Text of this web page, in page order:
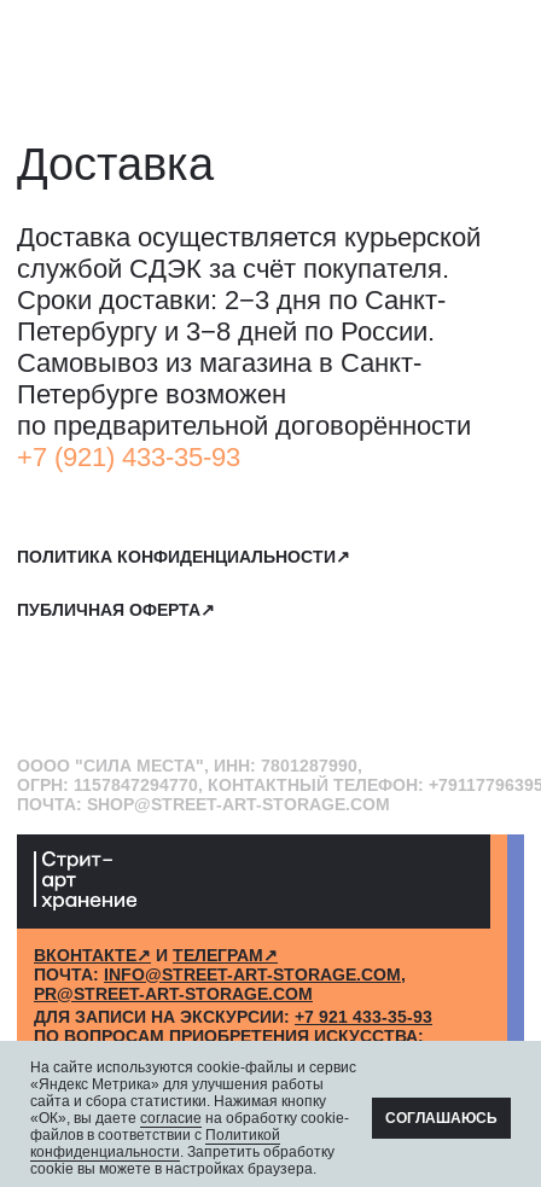
САНКТ-ПЕТЕРБУРГ, СЕВКАБЕЛЬ ПОРТ
КОЖЕВЕННАЯ УЛИЦА, 40Е
2-Й ЭТАЖ, ДОМОФОН 19#
ВКОНТАКТЕ↗ИТЕЛЕГРАМ↗
ПОЧТА:INFO@STREET-ART-STORAGE.COM,
PR@STREET-ART-STORAGE.COM
ДЛЯ ЗАПИСИ НА ЭКСКУРСИИ: +7 921 433-35-93
ПО ВОПРОСАМ ПРИОБРЕТЕНИЯ ИСКУССТВА:
+7 911 779-63-95
На сайте используются cookie-файлы и сервис
«Яндекс Метрика» для улучшения работы
сайта и сбора статистики. Нажимая кнопку
«ОК», вы даете согласие на обработку cookie-
файлов в соответствии с Политикой
конфиденциальности. Запретить обработку
cookie вы можете в настройках браузера.
СОГЛАШАЮСЬ